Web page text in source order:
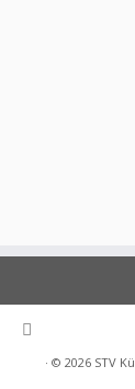
· © 2026 STV